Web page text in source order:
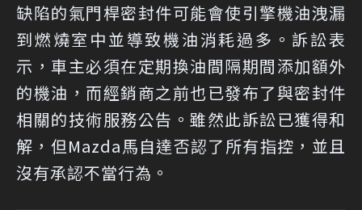
缺陷的氣門桿密封件可能會使引擎機油洩漏
到燃燒室中並導致機油消耗過多。訴訟表
示，車主必須在定期換油間隔期間添加額外
的機油，而經銷商之前也已發布了與密封件
相關的技術服務公告。雖然此訴訟已獲得和
解，但Mazda馬自達否認了所有指控，並且
沒有承認不當行為。